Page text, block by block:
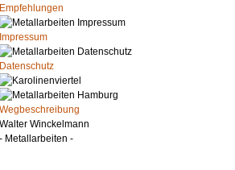
Empfehlungen
Impressum
Datenschutz
Wegbeschreibung
Walter Winckelmann
- Metallarbeiten -